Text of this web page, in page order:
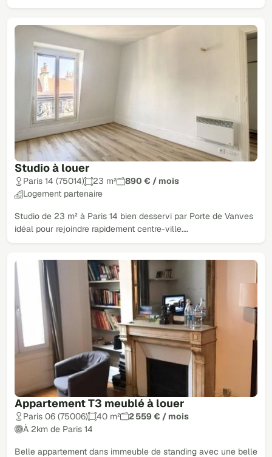
Studio à louer
Paris 14 (75014) 23 m²
890 € / mois
Logement partenaire
Studio de 23 m² à Paris 14 bien desservi par Porte de Vanves
idéal pour rejoindre rapidement centre-ville.…
Appartement T3 meublé à louer
Paris 06 (75006) 40 m²
2 559 € / mois
À 2km de Paris 14
Belle appartement dans immeuble de standing avec une belle